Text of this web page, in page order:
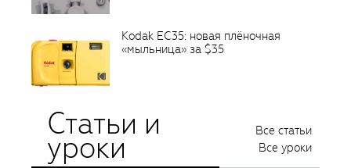
Kodak EC35: новая плёночная
«мыльница» за $35
Статьи и
уроки
Все статьи
Все уроки